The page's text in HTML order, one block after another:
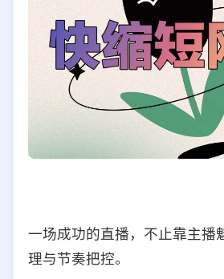
一场成功的直播，不止靠主播
理与节奏把控。